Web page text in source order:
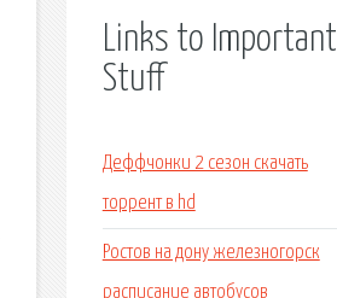
Links to Important
Stuff
Деффчонки 2 сезон скачать
торрент в hd
Ростов на дону железногорск
расписание автобусов